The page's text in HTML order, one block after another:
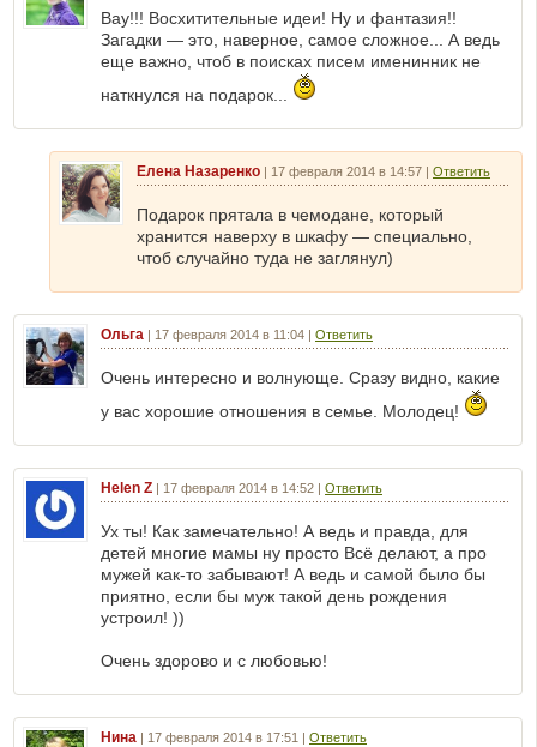
Вау!!! Восхитительные идеи! Ну и фантазия!!
Загадки — это, наверное, самое сложное... А ведь
еще важно, чтоб в поисках писем именинник не
наткнулся на подарок...
Елена Назаренко | 17 февраля 2014 в 14:57 | Ответить
Подарок прятала в чемодане, который
хранится наверху в шкафу — специально,
чтоб случайно туда не заглянул)
Ольга | 17 февраля 2014 в 11:04 | Ответить
Очень интересно и волнующе. Сразу видно, какие
у вас хорошие отношения в семье. Молодец!
Helen Z | 17 февраля 2014 в 14:52 | Ответить
Ух ты! Как замечательно! А ведь и правда, для
детей многие мамы ну просто Всё делают, а про
мужей как-то забывают! А ведь и самой было бы
приятно, если бы муж такой день рождения
устроил! ))
Очень здорово и с любовью!
Нина | 17 февраля 2014 в 17:51 | Ответить